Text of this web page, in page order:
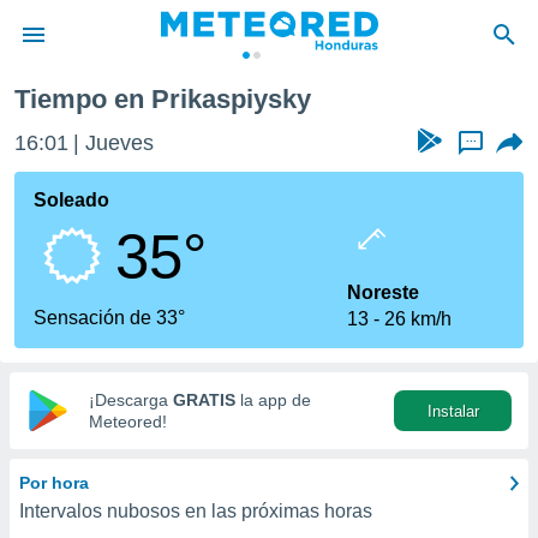
de
ha sido
calidad.
a este
las
y
digital
basada
Tiempo en Prikaspiysky
16:01 Jueves ...
Soleado
35°
Sensación de 33°
Noreste
13
26 km/h
¡Descarga GRATIS la app de
Meteored!
Instalar
Por hora
Intervalos nubosos en las próximas horas